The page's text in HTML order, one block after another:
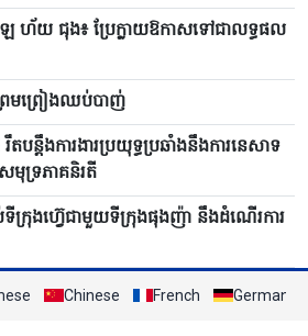
ឡេ ហ័យ ជុង៖ ប្រែក្លាយឱកាសទៅជាលទ្ធផល
ចព្រមព្រៀងឈប់បាញ់
តឹងការងារ​ប្រយុទ្ធ​ប្រឆាំងនឹងការនេសាទ
ទ្រ​ភាគ​និរតី
ទីក្រុងហ៊្វេជាមួយទីក្រុងផុងញ៉ា នឹងដំណើរការ
Chinese French German